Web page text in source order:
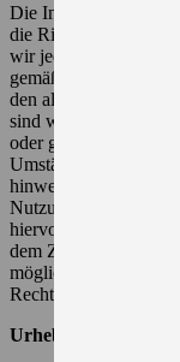
Die Inhalte unserer
die Richtigkeit,
wir jedoch keine
gemäß § 7 Abs.1
den allgemeinen
sind wir als
oder gespeicherte
Umständen zu
hinweisen.
Nutzung von
hiervon unberührt.
dem Zeitpunkt der
möglich. Bei
Rechtsverletzungen
Urheberrecht